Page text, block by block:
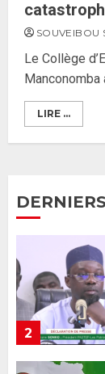
SOUVEIBOU
Le Collège
Manconomba
LIRE ...
1
2
3